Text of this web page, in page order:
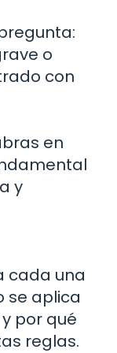
o
con
en
y
cada una
se aplica
por qué
reglas.